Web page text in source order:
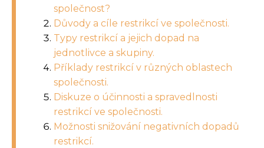
společnost?
Důvody a cíle restrikcí ve společnosti.
Typy restrikcí a jejich dopad na
jednotlivce a skupiny.
Příklady restrikcí v různých oblastech
společnosti.
Diskuze o účinnosti a spravedlnosti
restrikcí ve společnosti.
Možnosti snižování negativních dopadů
restrikcí.